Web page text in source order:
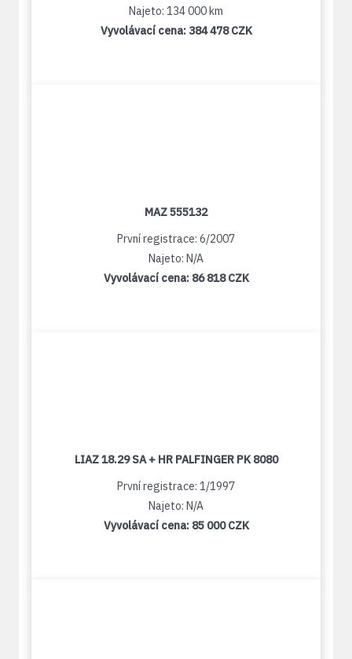
Najeto: 134 000 km
Vyvolávací cena: 384 478 CZK
MAZ 555132
První registrace: 6/2007
Najeto: N/A
Vyvolávací cena: 86 818 CZK
LIAZ 18.29 SA + HR PALFINGER PK 8080
První registrace: 1/1997
Najeto: N/A
Vyvolávací cena: 85 000 CZK